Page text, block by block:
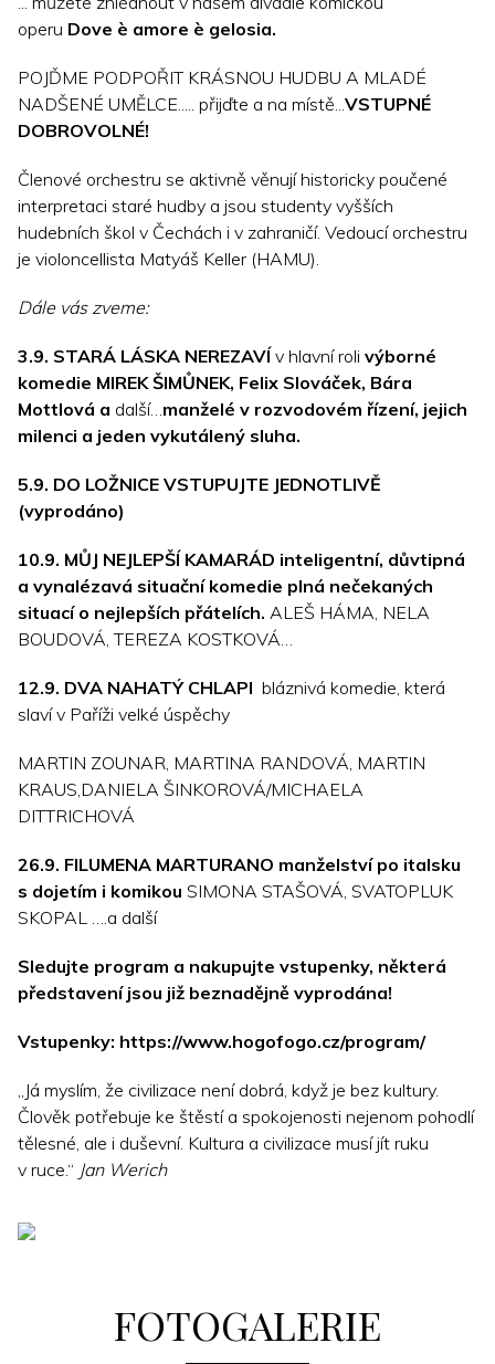
operu Dove è amore è gelosia.
POJĎME PODPOŘIT KRÁSNOU HUDBU A MLADÉ
NADŠENÉ UMĚLCE..... přijďte a na místě...VSTUPNÉ
DOBROVOLNÉ!
Členové orchestru se aktivně věnují historicky poučené
interpretaci staré hudby a jsou studenty vyšších
hudebních škol v Čechách i v zahraničí. Vedoucí orchestru
je violoncellista Matyáš Keller (HAMU).
Dále vás zveme:
3.9. STARÁ LÁSKA NEREZAVÍ v hlavní roli výborné
komedie MIREK ŠIMŮNEK, Felix Slováček, Bára
Mottlová a další…manželé v rozvodovém řízení, jejich
milenci a jeden vykutálený sluha.
5.9. DO LOŽNICE VSTUPUJTE JEDNOTLIVĚ
(vyprodáno)
10.9. MŮJ NEJLEPŠÍ KAMARÁD inteligentní, důvtipná
a vynalézavá situační komedie plná nečekaných
situací o nejlepších přátelích. ALEŠ HÁMA, NELA
BOUDOVÁ, TEREZA KOSTKOVÁ…
12.9. DVA NAHATÝ CHLAPI bláznivá komedie, která
slaví v Paříži velké úspěchy
MARTIN ZOUNAR, MARTINA RANDOVÁ, MARTIN
KRAUS,DANIELA ŠINKOROVÁ/MICHAELA
DITTRICHOVÁ
26.9. FILUMENA MARTURANO manželství po italsku
s dojetím i komikou SIMONA STAŠOVÁ, SVATOPLUK
SKOPAL ….a další
Sledujte program a nakupujte vstupenky, některá
představení jsou již beznadějně vyprodána!
Vstupenky: https://www.hogofogo.cz/program/
„Já myslím, že civilizace není dobrá, když je bez kultury.
Člověk potřebuje ke štěstí a spokojenosti nejenom pohodlí
tělesné, ale i duševní. Kultura a civilizace musí jít ruku
v ruce.“ Jan Werich
FOTOGALERIE